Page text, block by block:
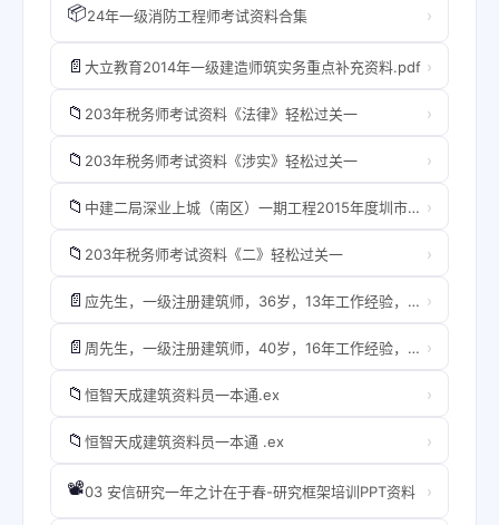
📦24年一级消防工程师考试资料合集 ›
📄 大立教育2014年一级建造师筑实务重点补充资料.pdf ›
📁 203年税务师考试资料《法律》轻松过关一 ›
📁 203年税务师考试资料《涉实》轻松过关一 ›
📁 中建二局深业上城（南区）一期工程2015年度圳市安全生产与文明施及标准化示范地观摩活动资料 ›
📁 203年税务师考试资料《二》轻松过关一 ›
📄 应先生，一级注册建筑师，36岁，13年工作经验，人在杭州，税前70万一年.pdf ›
📄 周先生，一级注册建筑师，40岁，16年工作经验，人在上海，薪酬可谈 DZL.pdf ›
📁 恒智天成建筑资料员一本通.ex ›
📁 恒智天成建筑资料员一本通 .ex ›
📽️03 安信研究一年之计在于春-研究框架培训PPT资料 ›